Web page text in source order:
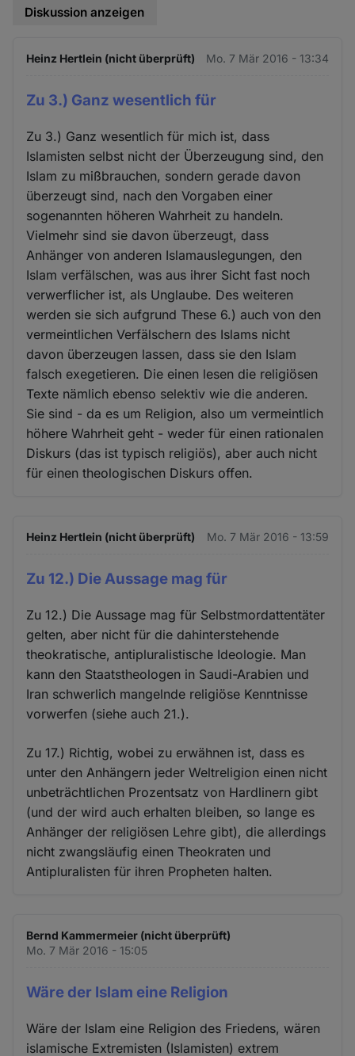
Diskussion anzeigen
Heinz Hertlein (nicht überprüft) Mo. 7 Mär 2016 - 13:34
Zu 3.) Ganz wesentlich für
Zu 3.) Ganz wesentlich für mich ist, dass
Islamisten selbst nicht der Überzeugung sind, den
Islam zu mißbrauchen, sondern gerade davon
überzeugt sind, nach den Vorgaben einer
sogenannten höheren Wahrheit zu handeln.
Vielmehr sind sie davon überzeugt, dass
Anhänger von anderen Islamauslegungen, den
Islam verfälschen, was aus ihrer Sicht fast noch
verwerflicher ist, als Unglaube. Des weiteren
werden sie sich aufgrund These 6.) auch von den
vermeintlichen Verfälschern des Islams nicht
davon überzeugen lassen, dass sie den Islam
falsch exegetieren. Die einen lesen die religiösen
Texte nämlich ebenso selektiv wie die anderen.
Sie sind - da es um Religion, also um vermeintlich
höhere Wahrheit geht - weder für einen rationalen
Diskurs (das ist typisch religiös), aber auch nicht
für einen theologischen Diskurs offen.
Heinz Hertlein (nicht überprüft) Mo. 7 Mär 2016 - 13:59
Zu 12.) Die Aussage mag für
Zu 12.) Die Aussage mag für Selbstmordattentäter
gelten, aber nicht für die dahinterstehende
theokratische, antipluralistische Ideologie. Man
kann den Staatstheologen in Saudi-Arabien und
Iran schwerlich mangelnde religiöse Kenntnisse
vorwerfen (siehe auch 21.).
Zu 17.) Richtig, wobei zu erwähnen ist, dass es
unter den Anhängern jeder Weltreligion einen nicht
unbeträchtlichen Prozentsatz von Hardlinern gibt
(und der wird auch erhalten bleiben, so lange es
Anhänger der religiösen Lehre gibt), die allerdings
nicht zwangsläufig einen Theokraten und
Antipluralisten für ihren Propheten halten.
Bernd Kammermeier (nicht überprüft)
Mo. 7 Mär 2016 - 15:05
Wäre der Islam eine Religion
Wäre der Islam eine Religion des Friedens, wären
islamische Extremisten (Islamisten) extrem